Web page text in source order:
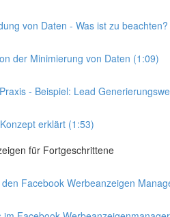
von Daten - Was ist zu
der Minimierung von Daten (1:09)
- Beispiel: Lead
erklärt (1:53)
für Fortgeschrittene
Facebook Werbeanzeigen